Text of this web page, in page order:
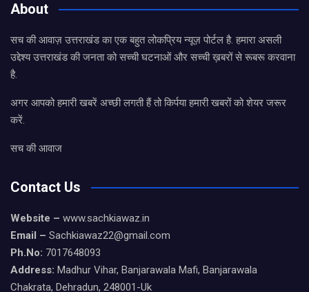
About
सच की आवाज़ उत्तराखंड का एक बहुत लोकप्रिय न्यूज़ पोर्टल है. हमारा असली
उद्देश्य उत्तराखंड की जनता को सच्ची घटनाओं और सच्ची ख़बरों से रूबरू करवाना
है.
अगर आपको हमारी खबरें अच्छी लगती हैं तो किर्पया हमारी खबरों को शेयर जरूर
करें.
सच की आवाज
Contact Us
Website – www.sachkiawaz.in
Email – Sachkiawaz22@gmail.com
Ph.No: 7017648093
Address: Madhur Vihar, Banjarawala Mafi, Banjarawala
Chakrata, Dehradun, 248001-Uk